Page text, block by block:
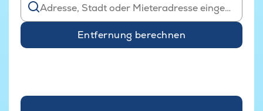
Entfernung berechnen